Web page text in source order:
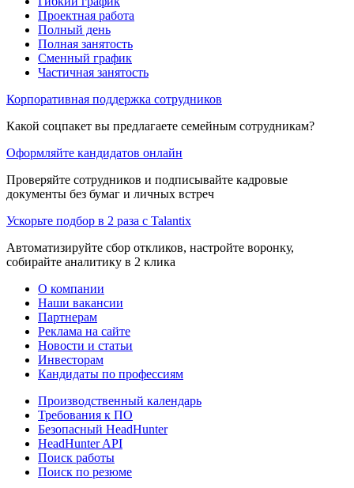
Проектная работа
Полный день
Полная занятость
Сменный график
Частичная занятость
Корпоративная поддержка сотрудников
Какой соцпакет вы предлагаете семейным сотрудникам?
Оформляйте кандидатов онлайн
Проверяйте сотрудников и подписывайте кадровые
документы без бумаг и личных встреч
Ускорьте подбор в 2 раза с Talantix
Автоматизируйте сбор откликов, настройте воронку,
собирайте аналитику в 2 клика
О компании
Наши вакансии
Партнерам
Реклама на сайте
Новости и статьи
Инвесторам
Кандидаты по профессиям
Производственный календарь
Требования к ПО
Безопасный HeadHunter
HeadHunter API
Поиск работы
Поиск по резюме